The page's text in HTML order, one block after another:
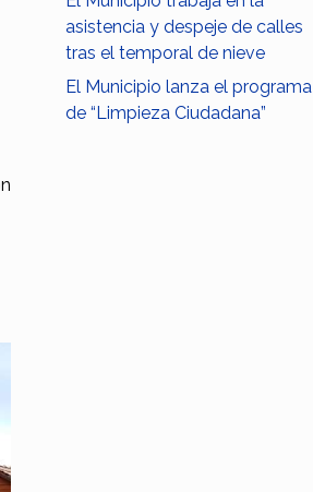
asistencia y despeje de calles
tras el temporal de nieve
El Municipio lanza el programa
de “Limpieza Ciudadana”